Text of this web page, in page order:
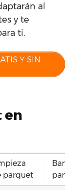
al
y te
ti.
Y SIN
en
parquet